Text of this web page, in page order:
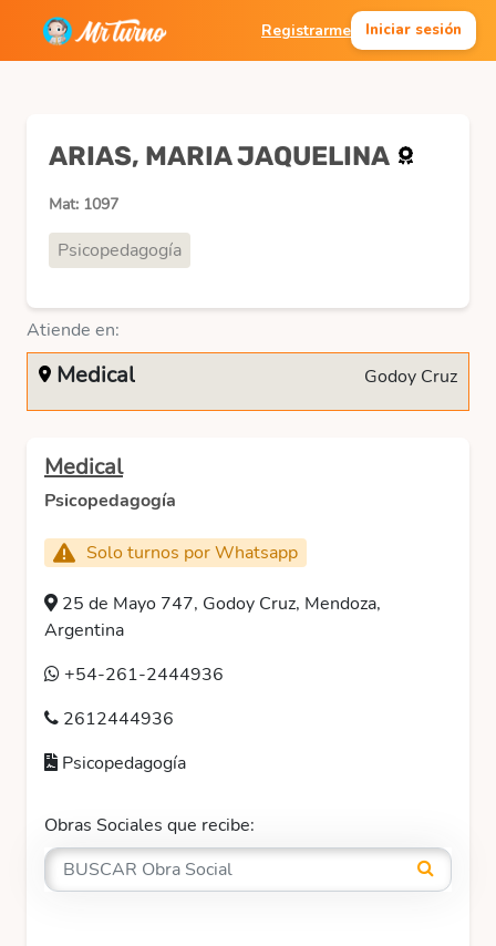
Registrarme Iniciar sesión
ARIAS, MARIA JAQUELINA
Mat: 1097
Psicopedagogía
Atiende en:
Medical Godoy Cruz
Medical
Psicopedagogía
Solo turnos por Whatsapp
25 de Mayo 747, Godoy Cruz, Mendoza,
Argentina
+54-261-2444936
2612444936
Psicopedagogía
Obras Sociales que recibe: